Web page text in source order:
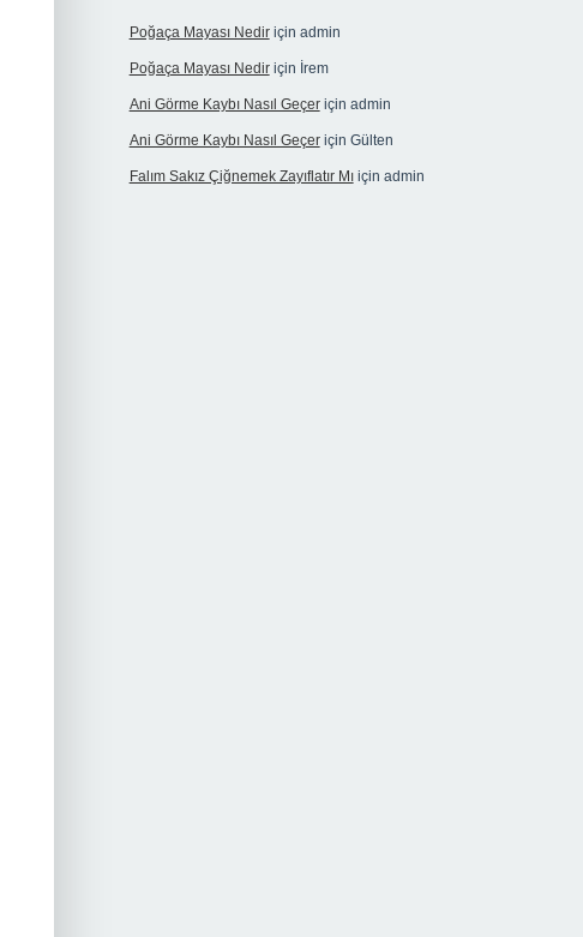
Poğaça Mayası Nediriçin admin
Poğaça Mayası Nediriçin İrem
Ani Görme Kaybı Nasıl Geçeriçin admin
Ani Görme Kaybı Nasıl Geçeriçin Gülten
Falım Sakız Çiğnemek Zayıflatır Mıiçin admin